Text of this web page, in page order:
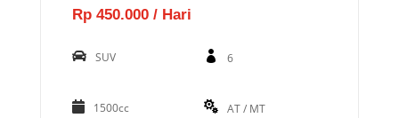
Rp 450.000 / Hari
SUV 6
1500cc AT / MT